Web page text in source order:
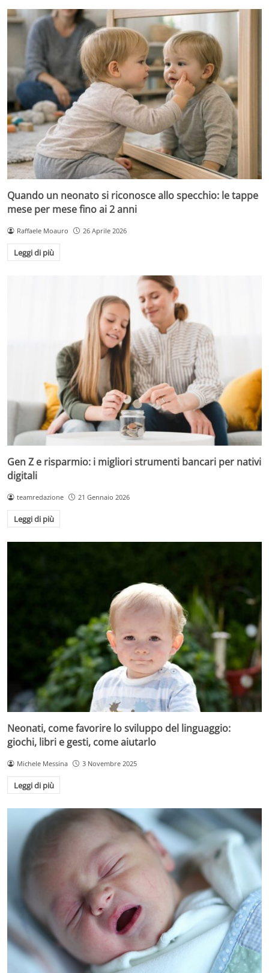
Quando un neonato si riconosce allo specchio: le tappe
mese per mese fino ai 2 anni
Raffaele Moauro 26 Aprile 2026
Leggi di più
Gen Z e risparmio: i migliori strumenti bancari per nativi
digitali
teamredazione 21 Gennaio 2026
Leggi di più
Neonati, come favorire lo sviluppo del linguaggio:
giochi, libri e gesti, come aiutarlo
Michele Messina 3 Novembre 2025
Leggi di più